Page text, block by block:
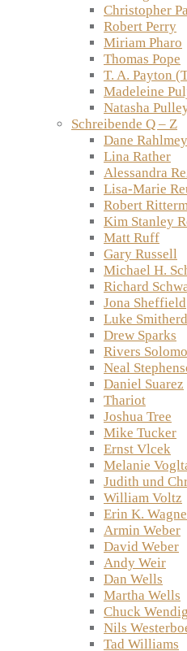
Christopher
Robert Perry
Miriam Pharo
Thomas Pope
T. A. Payton
Madeleine
Natasha
Schreibende Q – Z
Dane
Lina Rather
Alessandra
Lisa-Marie
Robert
Kim Stanley
Matt Ruff
Gary Russell
Michael H.
Richard
Jona Sheffield
Luke Smitherd
Drew Sparks
Rivers
Neal
Daniel Suarez
Thariot
Joshua Tree
Mike Tucker
Ernst Vlcek
Melanie
Judith und
William Voltz
Erin K.
Armin Weber
David Weber
Andy Weir
Dan Wells
Martha Wells
Chuck Wendig
Nils
Tad Williams